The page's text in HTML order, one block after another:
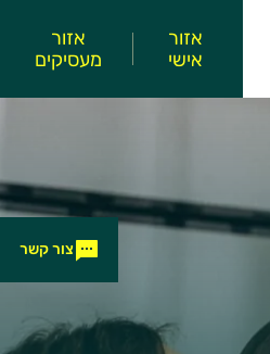
אזור
אישי
אזור
מעסיקים
צור קשר